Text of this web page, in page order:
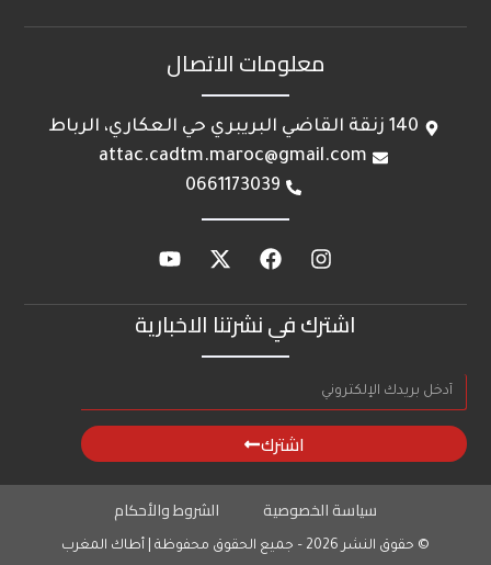
اشترك في نشرتنا الاخبارية
اشترك
معلومات الاتصال
140 زنقة القاضي البريبري حي العكاري، الرباط
attac.cadtm.maroc@gmail.com
0661173039
© حقوق النشر 2026 – جميع الحقوق محفوظة | أطاك المغرب
سياسة الخصوصية الشروط والأحكام